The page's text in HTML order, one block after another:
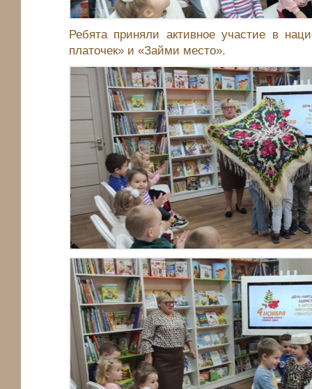
Ребята приняли активное участие в
платочек» и «Займи место».